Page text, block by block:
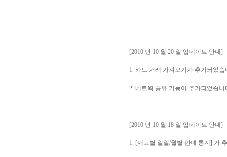
[2010 년 10 월 20 일 업데이트 안내]
1. 카드 거래 가져오기가 추가되었습
2. 네트웍 공유 기능이 추가되었습니
[2010 년 10 월 18 일 업데이트 안내]
1. [재고별 일일/월별 판매 통계] 가